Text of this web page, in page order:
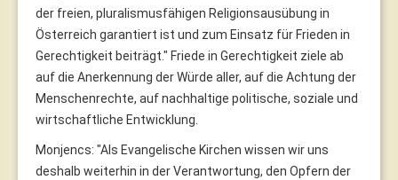
der freien, pluralismusfähigen Religionsausübung in
Österreich garantiert ist und zum Einsatz für Frieden in
Gerechtigkeit beiträgt." Friede in Gerechtigkeit ziele ab
auf die Anerkennung der Würde aller, auf die Achtung der
Menschenrechte, auf nachhaltige politische, soziale und
wirtschaftliche Entwicklung.
Monjencs: "Als Evangelische Kirchen wissen wir uns
deshalb weiterhin in der Verantwortung, den Opfern der